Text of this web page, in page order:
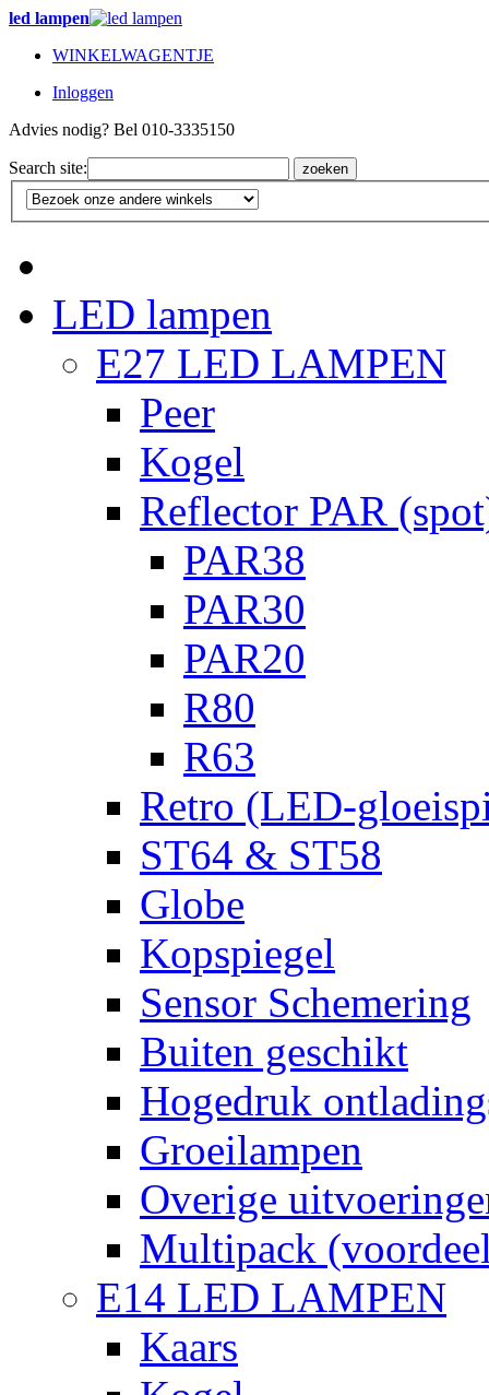
led lampen
WINKELWAGENTJE
Inloggen
Advies nodig? Bel 010-3335150
Search site: zoeken
LED lampen
E27 LED LAMPEN
Peer
Kogel
Reflector PAR
PAR38
PAR30
PAR20
R80
R63
Retro (LED-
ST64 & ST58
Globe
Kopspiegel
Sensor Schemering
Buiten geschikt
Hogedruk
Groeilampen
Overige
Multipack
E14 LED LAMPEN
Kaars